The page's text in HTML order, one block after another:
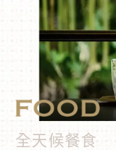
全天候餐食